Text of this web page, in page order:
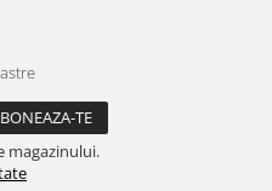
magazinului.